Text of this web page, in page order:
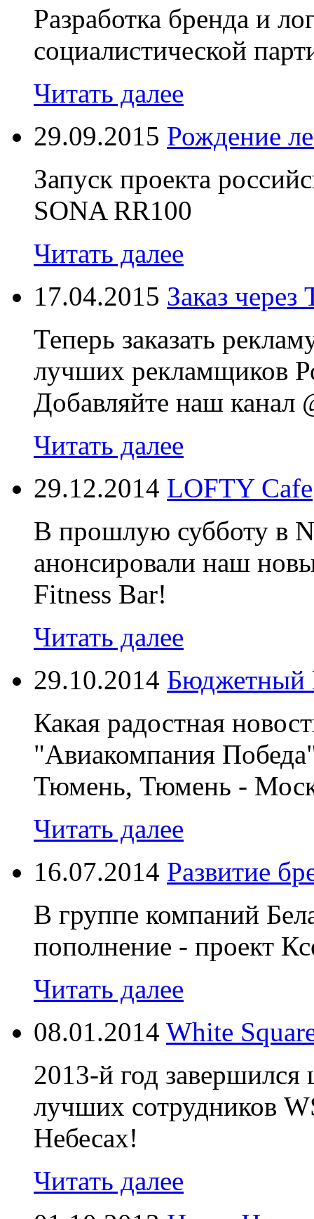
Разработка бренда и
социалистической
Читать далее
29.09.2015 Рождение
Запуск проекта
SONA RR100
Читать далее
17.04.2015 Заказ через
Теперь заказать
лучших рекламщиков
Добавляйте наш канал
Читать далее
29.12.2014 LOFTY Cafe
В прошлую субботу в
анонсировали наш
Fitness Bar!
Читать далее
29.10.2014 Бюджетный
Какая радостная
"Авиакомпания
Тюмень, Тюмень -
Читать далее
16.07.2014 Развитие
В группе компаний
пополнение - проект
Читать далее
08.01.2014 White
2013-й год
лучших сотрудников
Небесах!
Читать далее